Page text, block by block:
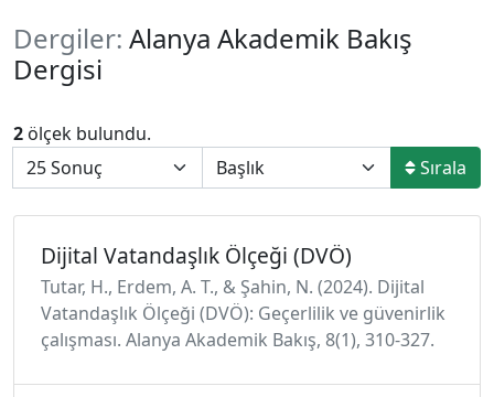
Dergiler: Alanya Akademik Bakış
Dergisi
2 ölçek bulundu.
Sırala
Dijital Vatandaşlık Ölçeği (DVÖ)
Tutar, H., Erdem, A. T., & Şahin, N. (2024). Dijital
Vatandaşlık Ölçeği (DVÖ): Geçerlilik ve güvenirlik
çalışması. Alanya Akademik Bakış, 8(1), 310-327.